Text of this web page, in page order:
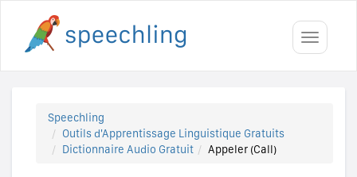
Toggle
Speechling
Outils d'Apprentissage Linguistique Gratuits
Dictionnaire Audio Gratuit
Appeler (Call)